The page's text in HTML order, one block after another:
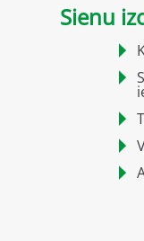
Sienu